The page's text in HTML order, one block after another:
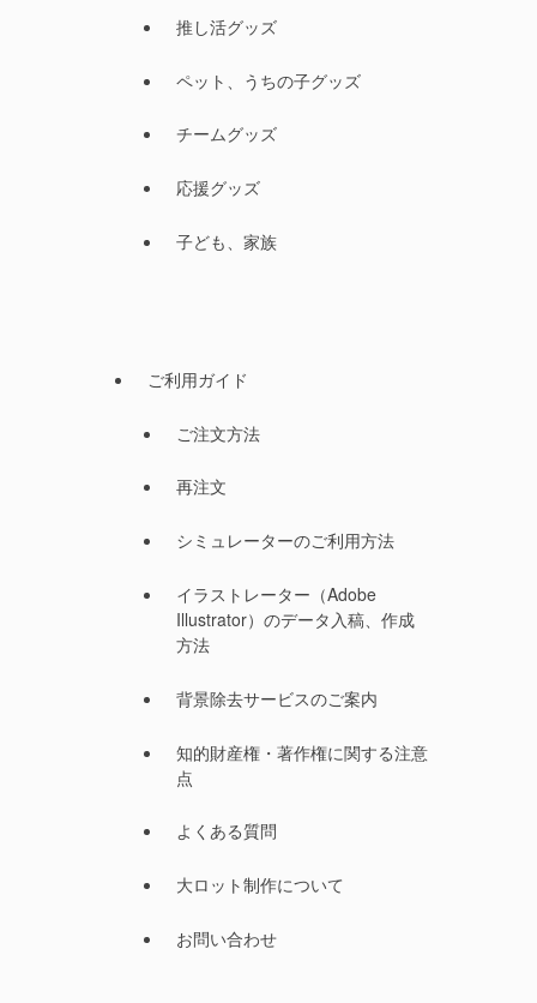
推し活グッズ
ペット、うちの子グッズ
チームグッズ
応援グッズ
子ども、家族
ご利用ガイド
ご注文方法
再注文
シミュレーターのご利用方法
イラストレーター（Adobe
Illustrator）のデータ入稿、作成
方法
背景除去サービスのご案内
知的財産権・著作権に関する注意
点
よくある質問
大ロット制作について
お問い合わせ